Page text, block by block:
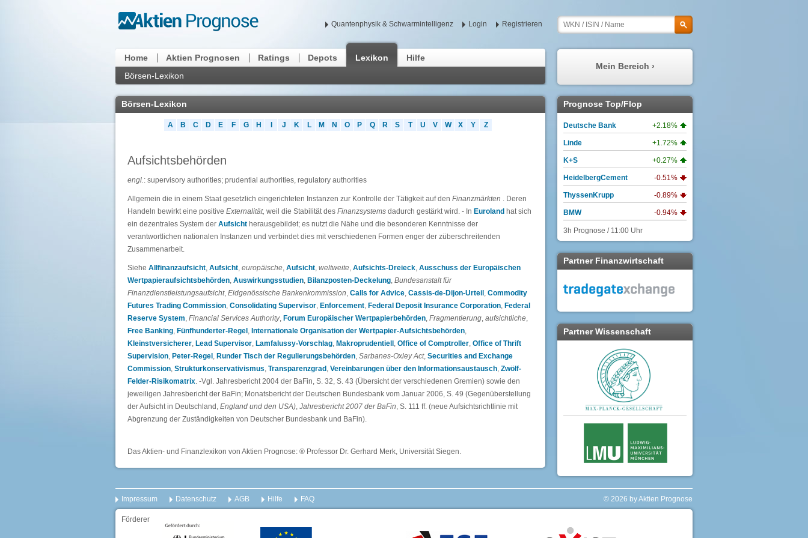
Quantenphysik & Schwarmintelligenz Login Registrieren
Home Aktien Prognosen Ratings Depots
Lexikon
Börsen-Lexikon
Hilfe
Mein Bereich ›
Meine Prognosen
Meine Watchlist
Mein Profil
Meine Nachrichten
Börsen-Lexikon
A B C D E F G H J K L M N O P Q R S T U V W X Y Z
Aufsichtsbehörden
engl.: supervisory authorities; prudential authorities, regulatory authorities
Allgemein die in einem Staat gesetzlich eingerichteten Instanzen zur Kontrolle der Tätigkeit auf den Finanzmärkten . Deren
Handeln bewirkt eine positive Externalität, weil die Stabilität des Finanzsystems dadurch gestärkt wird. - In Euroland hat sich
ein dezentrales System der Aufsicht herausgebildet; es nutzt die Nähe und die besonderen Kenntnisse der
verantwortlichen nationalen Instanzen und verbindet dies mit verschiedenen Formen enger der züberschreitenden
Zusammenarbeit.
Siehe Allfinanzaufsicht, Aufsicht, europäische, Aufsicht, weltweite, Aufsichts-Dreieck, Ausschuss der Europäischen
Wertpapieraufsichtsbehörden, Auswirkungsstudien, Bilanzposten-Deckelung, Bundesanstalt für
Finanzdienstleistungsaufsicht, Eidgenössische Bankenkommission, Calls for Advice, Cassis-de-Dijon-Urteil , Commodity
Futures Trading Commission, Consolidating Supervisor, Enforcement, Federal Deposit Insurance Corporation, Federal
Reserve System, Financial Services Authority, Forum Europäischer Wertpapierbehörden, Fragmentierung, aufsichtliche,
Free Banking, Fünfhunderter-Regel , Internationale Organisation der Wertpapier-Aufsichtsbehörden,
Kleinstversicherer, Lead Supervisor, Lamfalussy-Vorschlag, Makroprudentiell , Office of Comptroller, Office of Thrift
Supervision, Peter-Regel , Runder Tisch der Regulierungsbehörden, Sarbanes-Oxley Act, Securities and Exchange
Commission, Strukturkonservativismus, Transparenzgrad , Vereinbarungen über den Informationsaustausch, Zwölf-
Felder-Risikomatrix. -Vgl. Jahresbericht 2004 der BaFin, S. 32, S. 43 (Übersicht der verschiedenen Gremien) sowie den
jeweiligen Jahresbericht der BaFin; Monatsbericht der Deutschen Bundesbank vom Januar 2006, S. 49 (Gegenüberstellung
der Aufsicht in Deutschland, England und den USA), Jahresbericht 2007 der BaFin, S. 111 ff. (neue Aufsichtsrichtlinie mit
Abgrenzung der Zuständigkeiten von Deutscher Bundesbank und BaFin).
Das Aktien- und Finanzlexikon von Aktien Prognose: ® Professor Dr. Gerhard Merk, Universität Siegen.
Prognose Top/Flop
Deutsche Bank +2.18%
Linde +1.72%
K+S +0.27%
HeidelbergCement -0.51%
ThyssenKrupp -0.89%
BMW -0.94%
3h Prognose / 11:00 Uhr
Partner Finanzwirtschaft
Partner Wissenschaft
Impressum Datenschutz AGB Hilfe FAQ © 2026 by Aktien Prognose
Förderer